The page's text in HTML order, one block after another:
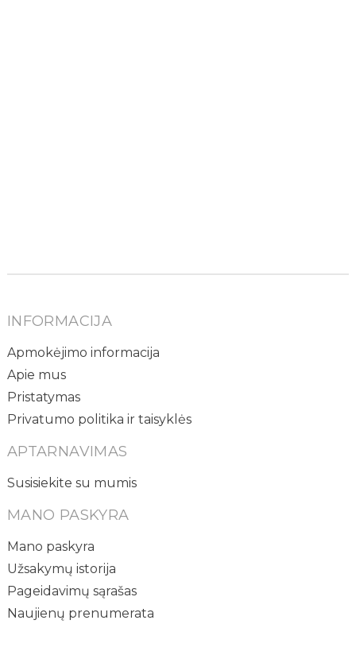
INFORMACIJA
Apmokėjimo informacija
Apie mus
Pristatymas
Privatumo politika ir taisyklės
APTARNAVIMAS
Susisiekite su mumis
MANO PASKYRA
Mano paskyra
Užsakymų istorija
Pageidavimų sąrašas
Naujienų prenumerata